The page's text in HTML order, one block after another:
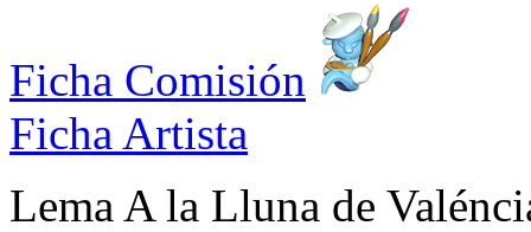
Ficha Comisión
Ficha Artista
Lema A la Lluna de